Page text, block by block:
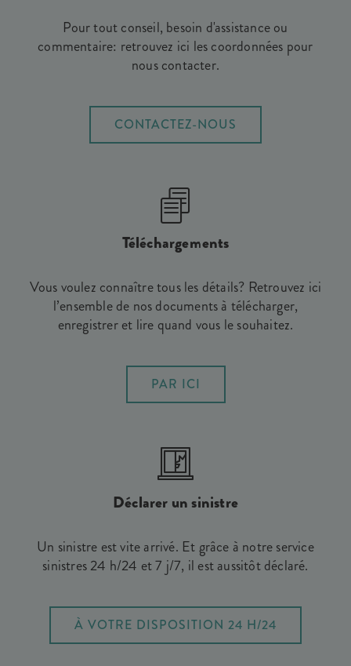
Pour tout conseil, besoin d'assistance ou
commentaire: retrouvez ici les coordonnées pour
nous contacter.
CONTACTEZ-NOUS
Téléchargements
Vous voulez connaître tous les détails? Retrouvez ici
l’ensemble de nos documents à télécharger,
enregistrer et lire quand vous le souhaitez.
PAR ICI
Déclarer un sinistre
Un sinistre est vite arrivé. Et grâce à notre service
sinistres 24 h/24 et 7 j/7, il est aussitôt déclaré.
À VOTRE DISPOSITION 24 H/24